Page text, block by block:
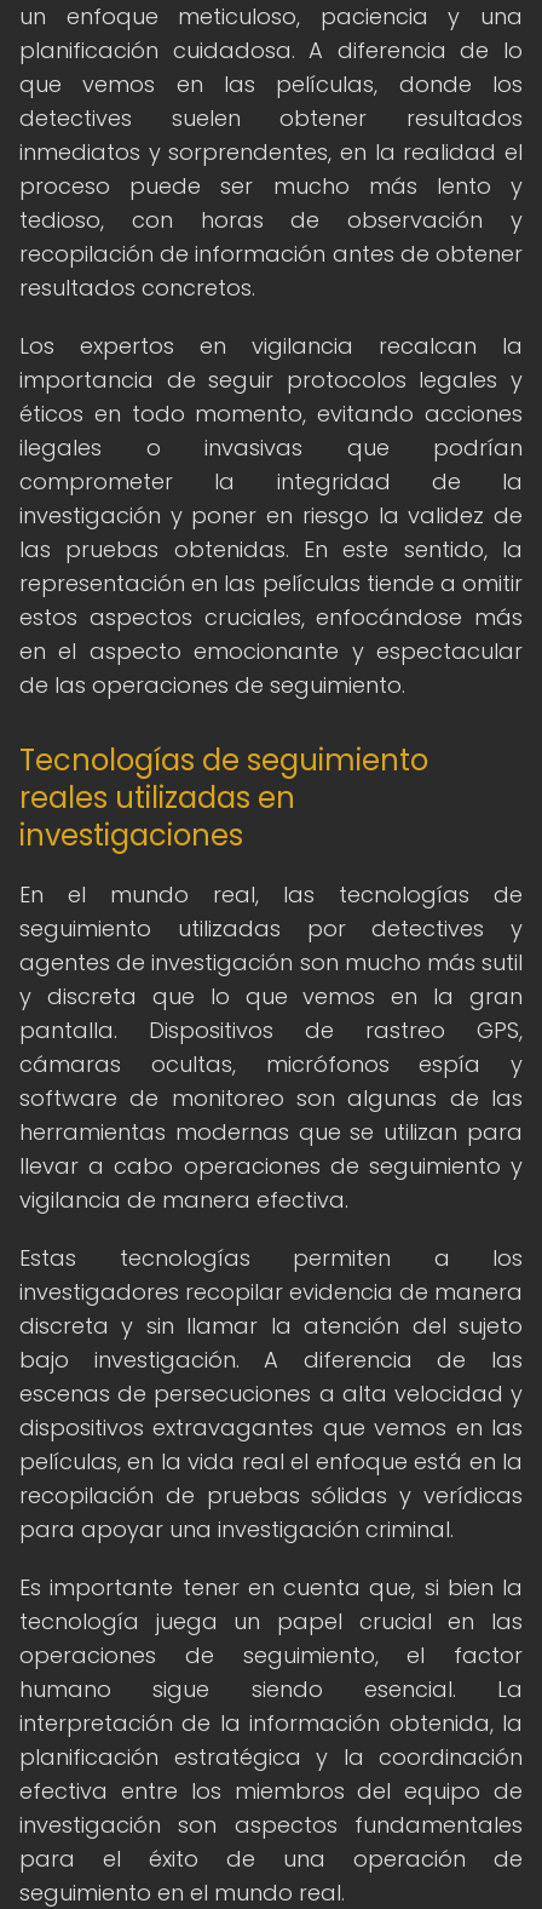
un enfoque meticuloso, paciencia y una
planificación cuidadosa. A diferencia de lo
que vemos en las películas, donde los
detectives suelen obtener resultados
inmediatos y sorprendentes, en la realidad el
proceso puede ser mucho más lento y
tedioso, con horas de observación y
recopilación de información antes de obtener
resultados concretos.
Los expertos en vigilancia recalcan la
importancia de seguir protocolos legales y
éticos en todo momento, evitando acciones
ilegales o invasivas que podrían
comprometer la integridad de la
investigación y poner en riesgo la validez de
las pruebas obtenidas. En este sentido, la
representación en las películas tiende a omitir
estos aspectos cruciales, enfocándose más
en el aspecto emocionante y espectacular
de las operaciones de seguimiento.
Tecnologías de seguimiento
reales utilizadas en
investigaciones
En el mundo real, las tecnologías de
seguimiento utilizadas por detectives y
agentes de investigación son mucho más sutil
y discreta que lo que vemos en la gran
pantalla. Dispositivos de rastreo GPS,
cámaras ocultas, micrófonos espía y
software de monitoreo son algunas de las
herramientas modernas que se utilizan para
llevar a cabo operaciones de seguimiento y
vigilancia de manera efectiva.
Estas tecnologías permiten a los
investigadores recopilar evidencia de manera
discreta y sin llamar la atención del sujeto
bajo investigación. A diferencia de las
escenas de persecuciones a alta velocidad y
dispositivos extravagantes que vemos en las
películas, en la vida real el enfoque está en la
recopilación de pruebas sólidas y verídicas
para apoyar una investigación criminal.
Es importante tener en cuenta que, si bien la
tecnología juega un papel crucial en las
operaciones de seguimiento, el factor
humano sigue siendo esencial. La
interpretación de la información obtenida, la
planificación estratégica y la coordinación
efectiva entre los miembros del equipo de
investigación son aspectos fundamentales
para el éxito de una operación de
seguimiento en el mundo real.